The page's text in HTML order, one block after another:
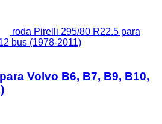
roda Pirelli 295/80 R22.5 para
bus (1978-2011)
Volvo B6, B7, B9, B10,